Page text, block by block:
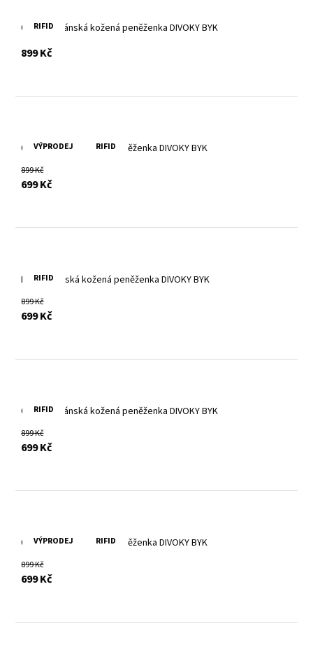
RIFID
Červená pánská kožená peněženka DIVOKY BYK
899 Kčs DPH
VÝPRODEJ RIFID
Černá pánská kožená peněženka DIVOKY BYK
899 Kč
699 Kčs DPH
RIFID
Modrá pánská kožená peněženka DIVOKY BYK
899 Kč
699 Kčs DPH
RIFID
Červená pánská kožená peněženka DIVOKY BYK
899 Kč
699 Kčs DPH
VÝPRODEJ RIFID
Černá pánská kožená peněženka DIVOKY BYK
899 Kč
699 Kčs DPH